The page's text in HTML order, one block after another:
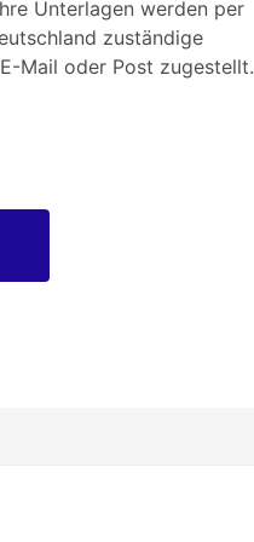
Unterlagen werden per
zuständige
Mail oder Post zugestellt.